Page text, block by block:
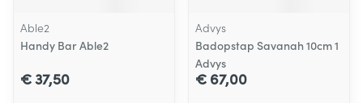
Able2
Handy Bar Able2
€ 37,50
Advys
Badopstap Savanah 10cm 1
Advys
€ 67,00